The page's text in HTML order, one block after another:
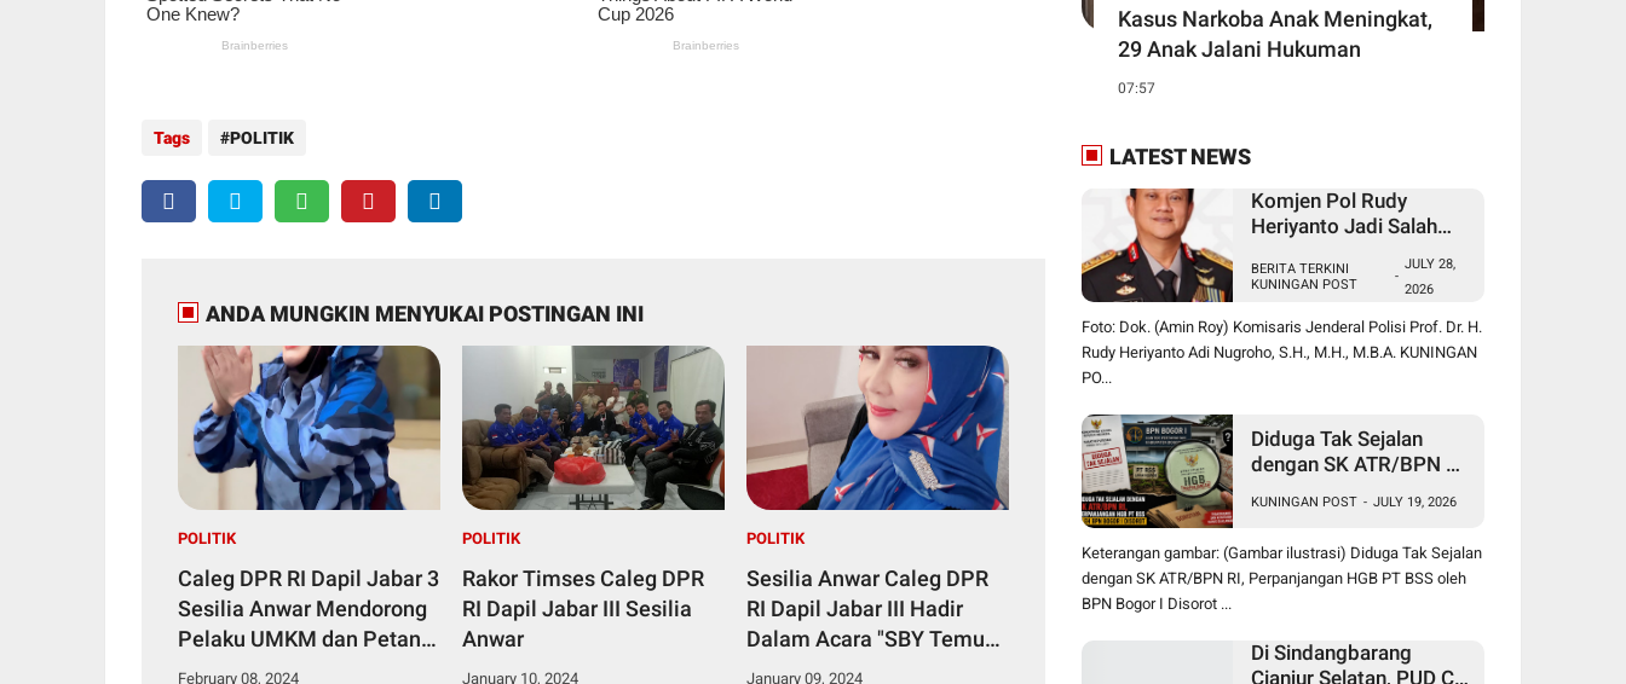
Tags POLITIK
ANDA MUNGKIN MENYUKAI POSTINGAN INI
POLITIK
Caleg DPR RI Dapil Jabar 3
Sesilia Anwar Mendorong
Pelaku UMKM dan Petani
Berinovatif
February 08, 2024
POLITIK
Rakor Timses Caleg DPR
RI Dapil Jabar III Sesilia
Anwar
January 10, 2024
POLITIK
Sesilia Anwar Caleg DPR
RI Dapil Jabar III Hadir
Dalam Acara "SBY Temu
Masyarakat Kabupaten
January 09, 2024
Kasus Narkoba Anak Meningkat,
29 Anak Jalani Hukuman
07:57
LATEST NEWS
Komjen Pol Rudy
Heriyanto Jadi Salah
Diperbincangkan dalam
Bursa Calon Kapolri
BERITA TERKINI
KUNINGAN POST
-
JULY 28,
2026
Foto: Dok. (Amin Roy) Komisaris Jenderal Polisi Prof. Dr. H.
Rudy Heriyanto Adi Nugroho, S.H., M.H., M.B.A. KUNINGAN
PO...
Diduga Tak Sejalan
dengan SK ATR/BPN RI,
BSS oleh BPN Bogor I
Disorot
KUNINGAN POST - JULY 19, 2026
Keterangan gambar: (Gambar ilustrasi) Diduga Tak Sejalan
dengan SK ATR/BPN RI, Perpanjangan HGB PT BSS oleh
BPN Bogor I Disorot ...
Di Sindangbarang
Cianjur Selatan, PUD CV.